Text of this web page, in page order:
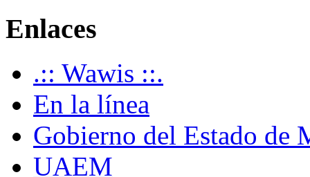
Enlaces
.:: Wawis ::.
En la línea
Gobierno del Estado de
UAEM